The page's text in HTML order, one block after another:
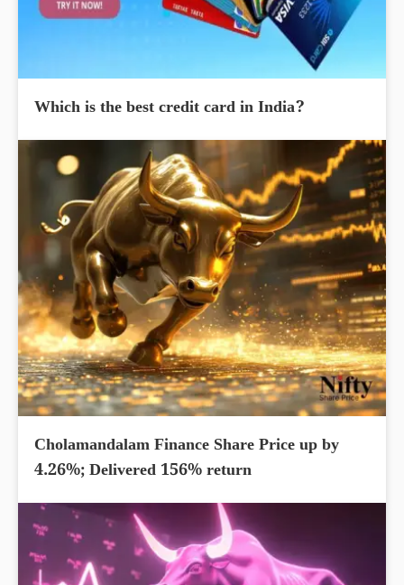
Which is the best credit card in India?
Cholamandalam Finance Share Price up by
4.26%; Delivered 156% return